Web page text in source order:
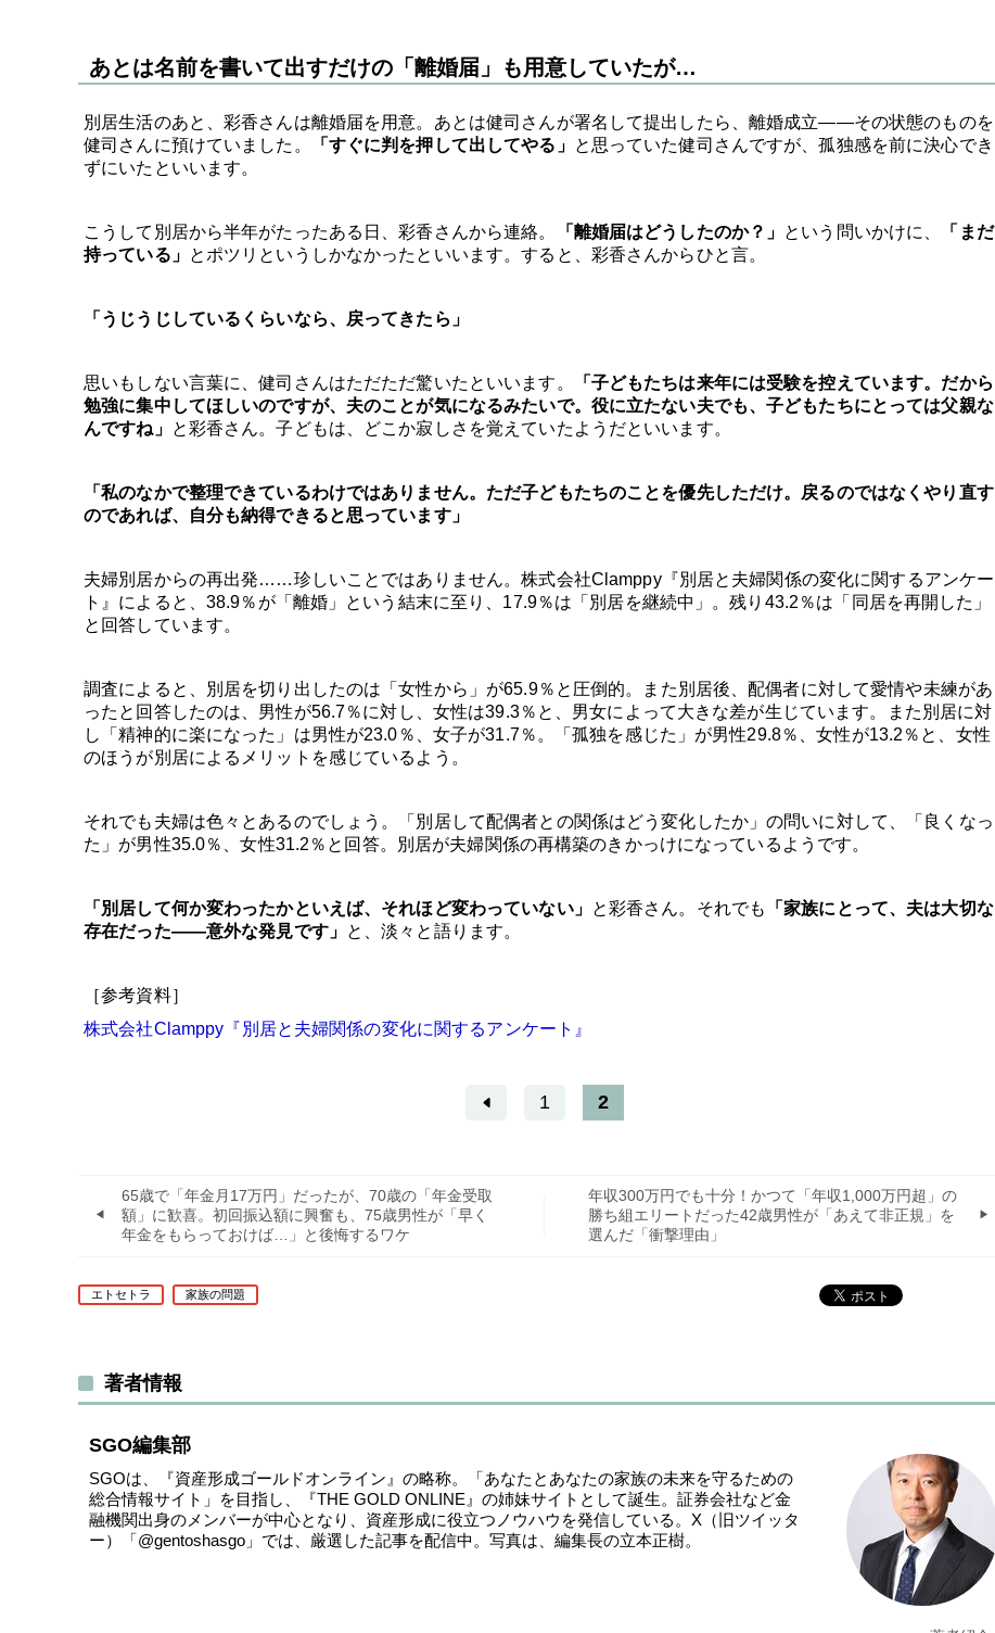
あとは名前を書いて出すだけの「離婚届」も用意していたが…
別居生活のあと、彩香さんは離婚届を用意。あとは健司さんが署名して提出したら、離婚成立――その状態のものを
健司さんに預けていました。
「すぐに判を押して出してやる」 と思っていた健司さんですが、孤独感を前に決心でき
ずにいたといいます。
こうして別居から半年がたったある日、彩香さんから連絡。 「離婚届はどうしたのか？」 という問いかけに、
「まだ
持っている」 とポツリというしかなかったといいます。すると、彩香さんからひと言。
「うじうじしているくらいなら、戻ってきたら」
思いもしない言葉に、健司さんはただただ驚いたといいます。
「子どもたちは来年には受験を控えています。だから
勉強に集中してほしいのですが、夫のことが気になるみたいで。役に立たない夫でも、子どもたちにとっては父親な
んですね」 と彩香さん。子どもは、どこか寂しさを覚えていたようだといいます。
「私のなかで整理できているわけではありません。ただ子どもたちのことを優先しただけ。戻るのではなくやり直す
のであれば、自分も納得できると思っています」
夫婦別居からの再出発……珍しいことではありません。株式会社Clamppy『別居と夫婦関係の変化に関するアンケー
ト』によると、38.9％が「離婚」という結末に至り、17.9％は「別居を継続中」。残り43.2％は「同居を再開した」
と回答しています。
調査によると、別居を切り出したのは「女性から」が65.9％と圧倒的。また別居後、配偶者に対して愛情や未練があ
ったと回答したのは、男性が56.7％に対し、女性は39.3％と、男女によって大きな差が生じています。また別居に対
し「精神的に楽になった」は男性が23.0％、女子が31.7％。「孤独を感じた」が男性29.8％、女性が13.2％と、女性
のほうが別居によるメリットを感じているよう。
それでも夫婦は色々とあるのでしょう。「別居して配偶者との関係はどう変化したか」の問いに対して、「良くなっ
た」が男性35.0％、女性31.2％と回答。別居が夫婦関係の再構築のきかっけになっているようです。
「別居して何か変わったかといえば、それほど変わっていない」 と彩香さん。それでも
「家族にとって、夫は大切な
存在だった――意外な発見です」 と、淡々と語ります。
［参考資料］
株式会社Clamppy『別居と夫婦関係の変化に関するアンケート』
1 2
65歳で「年金月17万円」だったが、70歳の「年金受取
額」に歓喜。初回振込額に興奮も、75歳男性が「早く
年金をもらっておけば…」と後悔するワケ
年収300万円でも十分！かつて「年収1,000万円超」の
勝ち組エリートだった42歳男性が「あえて非正規」を
選んだ「衝撃理由」
エトセトラ 家族の問題
著者情報
SGO編集部
SGOは、『資産形成ゴールドオンライン』の略称。「あなたとあなたの家族の未来を守るための
総合情報サイト」を目指し、『THE GOLD ONLINE』の姉妹サイトとして誕生。証券会社など金
融機関出身のメンバーが中心となり、資産形成に役立つノウハウを発信している。X（旧ツイッタ
ー）
「@gentoshasgo」 では、厳選した記事を配信中。写真は、編集長の立本正樹。